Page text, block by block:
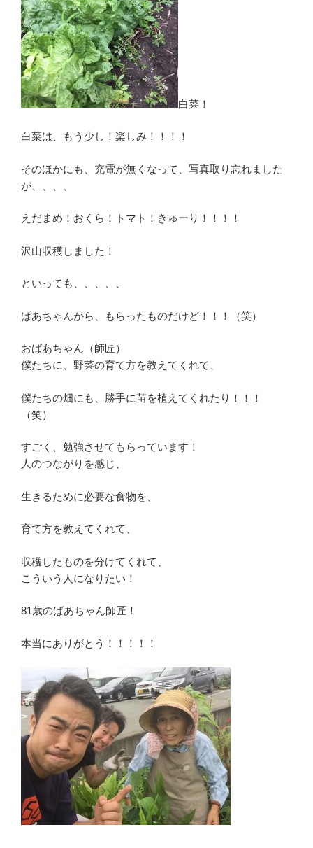
白菜！
白菜は、もう少し！楽しみ！！！！
そのほかにも、充電が無くなって、写真取り忘れました
が、、、、
えだまめ！おくら！トマト！きゅーり！！！！
沢山収穫しました！
といっても、、、、、
ばあちゃんから、もらったものだけど！！！（笑）
おばあちゃん（師匠）
僕たちに、野菜の育て方を教えてくれて、
僕たちの畑にも、勝手に苗を植えてくれたり！！！
（笑）
すごく、勉強させてもらっています！
人のつながりを感じ、
生きるために必要な食物を、
育て方を教えてくれて、
収穫したものを分けてくれて、
こういう人になりたい！
81歳のばあちゃん師匠！
本当にありがとう！！！！！